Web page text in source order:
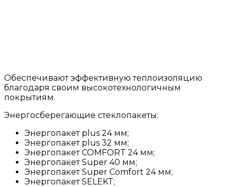
Обеспечивают эффективную теплоизоляцию
благодаря своим высокотехнологичным
покрытиям.
Энергосберегающие стеклопакеты:
Энергопакет plus 24 мм;
Энергопакет plus 32 мм;
Энергопакет COMFORT 24 мм;
Энергопакет Super 40 мм;
Энергопакет Super Comfort 24 мм;
Энергопакет SELEKT;